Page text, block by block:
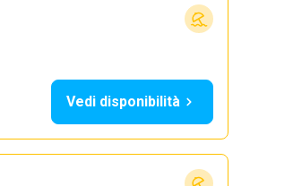
Vedi disponibilità